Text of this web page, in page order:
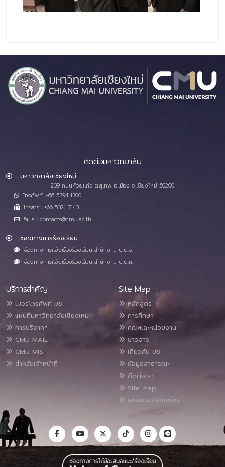
ติดต่อมหาวิทยาลัย
มหาวิทยาลัยเชียงใหม่
239 ถนนห้วยแก้ว ต.สุเทพ อ.เมือง จ.เชียงใหม่ 50200
โทรศัพท์ :+66 5394 1300
โทรสาร : +66 5321 7143
อีเมล : contacts@cmu.ac.th
ช่องทางการร้องเรียน
ช่องทางการแจ้งเรื่องร้องเรียน สำนักงาน ป.ป.ช.
ช่องทางการแจ้งเรื่องร้องเรียน สำนักงาน ป.ป.ท.
บริการสำคัญ
เบอร์โทรศัพท์ มช.
แผนที่มหาวิทยาลัยเชียงใหม่
การบริจาค*
CMU MAIL
CMU MIS
สำหรับเจ้าหน้าที่
Site Map
หลักสูตร
การศึกษา
คณะและหน่วยงาน
ข่าวสาร
เกี่ยวกับ มช.
ข้อมูลสาธารณะ
ติดต่อเรา
Site map
เสนอแนะ/ร้องเรียน